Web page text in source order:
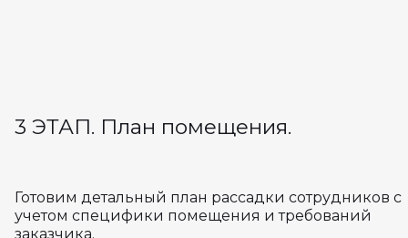
3 ЭТАП. План помещения.
Готовим детальный план рассадки сотрудников с
учетом специфики помещения и требований
заказчика.